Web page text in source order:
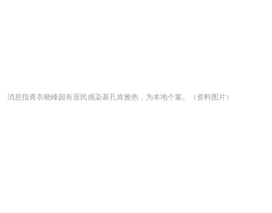
消息指青衣晓峰园有居民感染基孔肯雅热，为本地个案。（资料图片）